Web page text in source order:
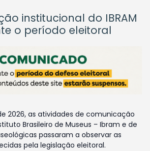
institucional do IBRAM
o período eleitoral
2026, as atividades de comunicação
Brasileiro de Museus – Ibram e de
passaram a observar as
pela legislação eleitoral.